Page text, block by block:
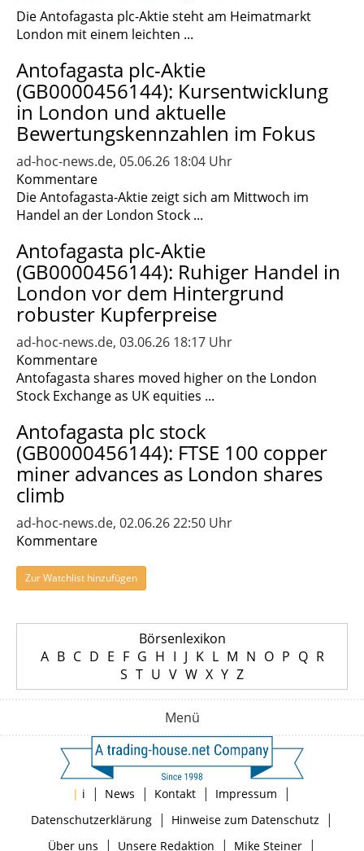
Die Antofagasta plc-Aktie steht am Heimatmarkt
London mit einem leichten ...
Antofagasta plc-Aktie
(GB0000456144): Kursentwicklung
in London und aktuelle
Bewertungskennzahlen im Fokus
ad-hoc-news.de, 05.06.26 18:04 Uhr
Kommentare
Die Antofagasta-Aktie zeigt sich am Mittwoch im
Handel an der London Stock ...
Antofagasta plc-Aktie
(GB0000456144): Ruhiger Handel in
London vor dem Hintergrund
robuster Kupferpreise
ad-hoc-news.de, 03.06.26 18:17 Uhr
Kommentare
Antofagasta shares moved higher on the London
Stock Exchange as UK equities ...
Antofagasta plc stock
(GB0000456144): FTSE 100 copper
miner advances as London shares
climb
ad-hoc-news.de, 02.06.26 22:50 Uhr
Kommentare
Zur Watchlist hinzufügen
Börsenlexikon
A B C D E F G H I J K L M N O P Q R
S T U V W X Y Z
Menü
| i | News | Kontakt | Impressum |
Datenschutzerklärung| Hinweise zum Datenschutz |
Über uns | Unsere Redaktion | Mike Steiner|